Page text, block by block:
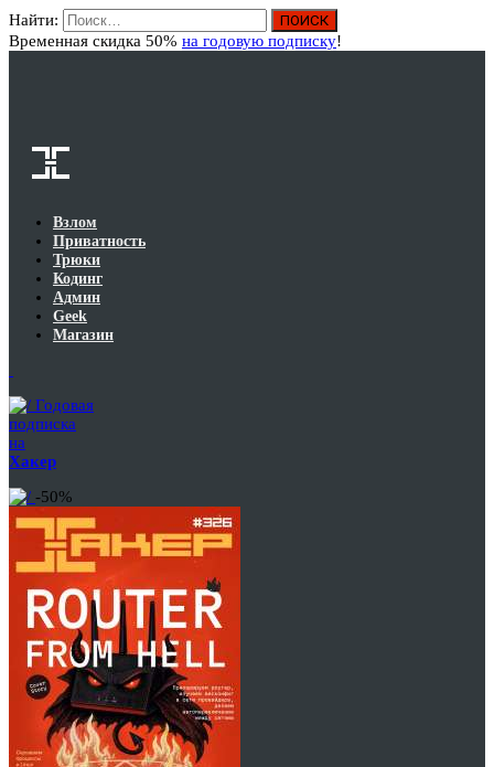
Найти:
Временная скидка 50% на годовую подписку!
Взлом
Приватность
Трюки
Кодинг
Админ
Geek
Магазин
Годовая
подписка
на
Хакер
-50%